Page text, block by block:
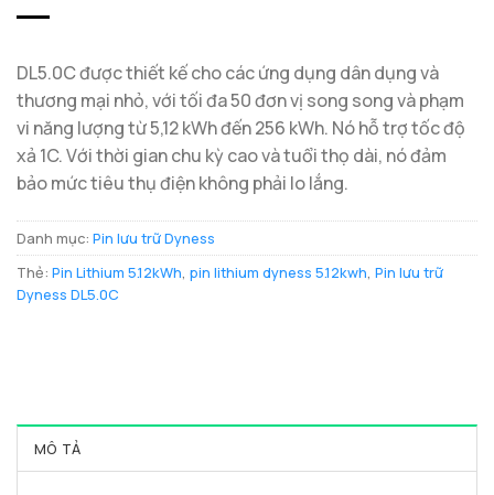
DL5.0C được thiết kế cho các ứng dụng dân dụng và
thương mại nhỏ, với tối đa 50 đơn vị song song và phạm
vi năng lượng từ 5,12 kWh đến 256 kWh. Nó hỗ trợ tốc độ
xả 1C. Với thời gian chu kỳ cao và tuổi thọ dài, nó đảm
bảo mức tiêu thụ điện không phải lo lắng.
Danh mục: Pin lưu trữ Dyness
Thẻ: Pin Lithium 5.12kWh, pin lithium dyness 5.12kwh, Pin lưu trữ
Dyness DL5.0C
MÔ TẢ